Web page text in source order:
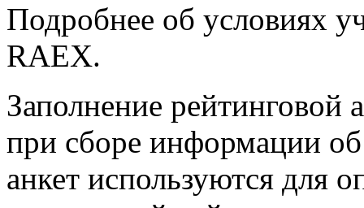
Подробнее об условиях
RAEX.
Заполнение
при сборе информации
анкет используются для